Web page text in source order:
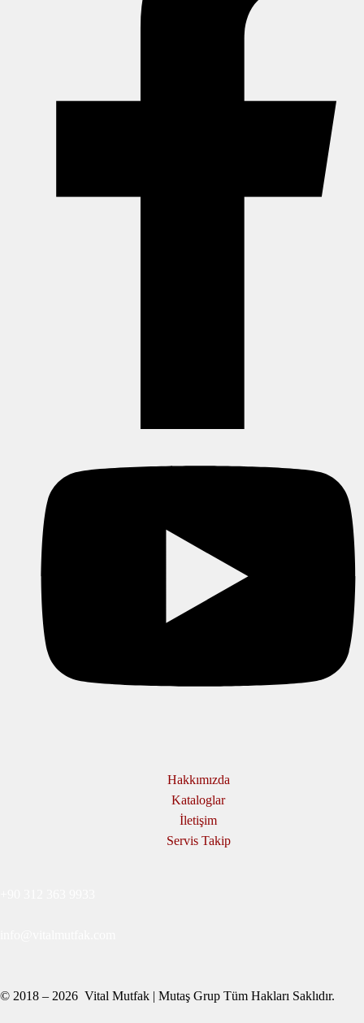
Hakkımızda
Kataloglar
İletişim
Servis Takip
© 2018 – 2026 Vital Mutfak | Mutaş Grup Tüm Hakları Saklıdır.